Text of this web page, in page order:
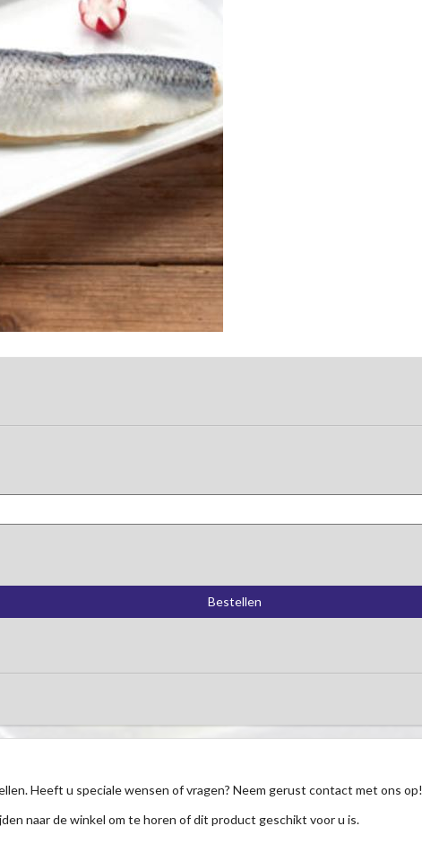
Heeft u speciale wensen of vragen? Neem gerust contact met ons op!
naar de winkel om te horen of dit product geschikt voor u is.